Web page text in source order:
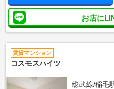
お店に
賃貸マンション
コスモスハイツ
総武線/稲毛